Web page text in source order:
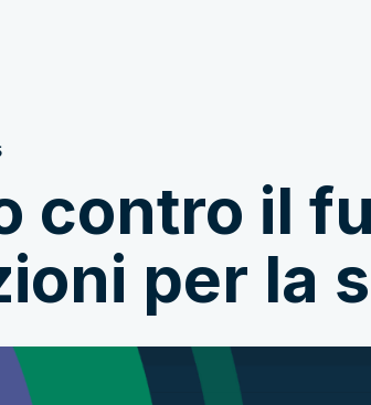
contro il
per la